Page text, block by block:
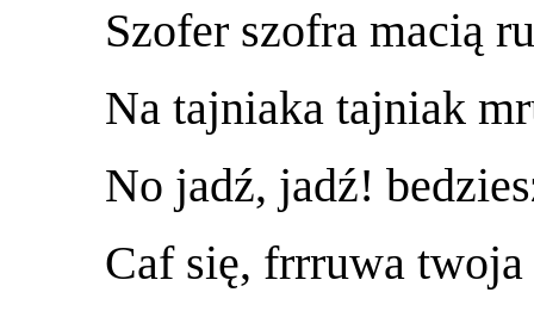
Szofer szofra macią
Na tajniaka tajniak
No jadź, jadź!
Caf się, frrruwa